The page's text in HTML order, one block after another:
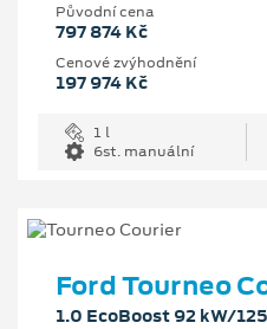
Původní cena
797 874 Kč
Cenové zvýhodnění
197 974 Kč
1 l
6st. manuální
Ford Tourneo
1.0 EcoBoost 92 kW/